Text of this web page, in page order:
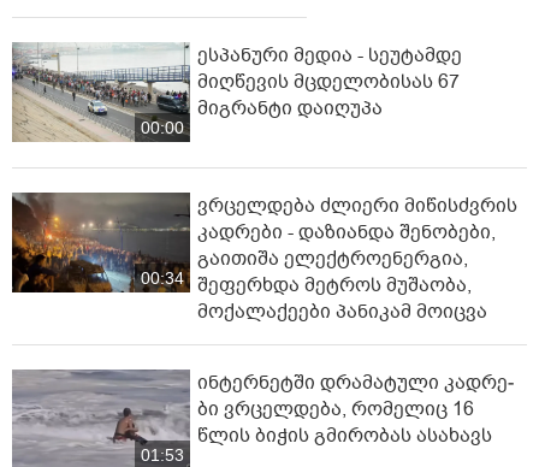
00:00
ესპანური მედია - სეუტამდე
მიღწევის მცდელობისას 67
მიგრანტი დაიღუპა
00:34
ვრცელდება ძლიერი მიწისძვრის
კადრები - დაზიანდა შენობები,
გაითიშა ელექტროენერგია,
შეფერხდა მეტროს მუშაობა,
მოქალაქეები პანიკამ მოიცვა
01:53
ინ­ტერ­ნეტ­ში დრა­მა­ტუ­ლი კად­რე­
ბი ვრცელდება, რომელიც 16
წლის ბიჭის გმირობას ასახავს